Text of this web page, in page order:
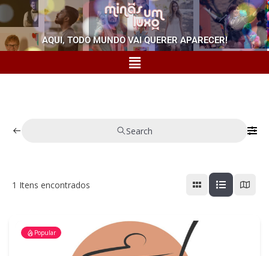
AQUI, TODO MUNDO VAI QUERER APARECER!
Search
1 Itens encontrados
Popular